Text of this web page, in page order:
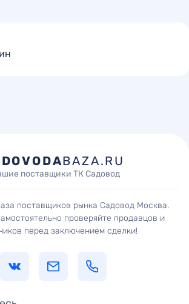
BAZA.RU
поставщики ТК Садовод
поставщиков рынка Садовод Москва.
проверяйте продавцов и
перед заключением сделки!